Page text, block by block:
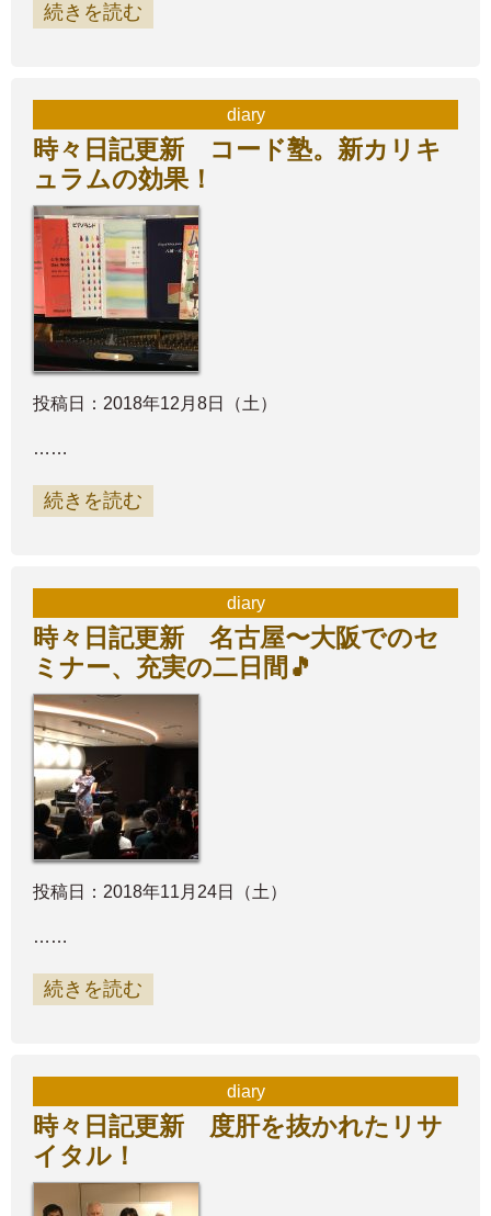
続きを読む
diary
時々日記更新 コード塾。新カリキ
ュラムの効果！
投稿日：2018年12月8日（土）
……
続きを読む
diary
時々日記更新 名古屋〜大阪でのセ
ミナー、充実の二日間🎵
投稿日：2018年11月24日（土）
……
続きを読む
diary
時々日記更新 度肝を抜かれたリサ
イタル！